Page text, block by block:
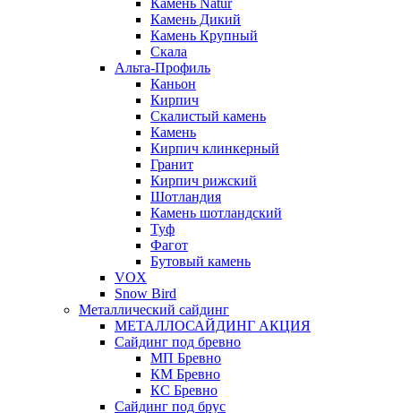
Камень Natur
Камень Дикий
Камень Крупный
Скала
Альта-Профиль
Каньон
Кирпич
Скалистый камень
Камень
Кирпич клинкерный
Гранит
Кирпич рижский
Шотландия
Камень шотландский
Туф
Фагот
Бутовый камень
VOX
Snow Bird
Металлический сайдинг
МЕТАЛЛОСАЙДИНГ АКЦИЯ
Сайдинг под бревно
МП Бревно
КМ Бревно
КС Бревно
Сайдинг под брус